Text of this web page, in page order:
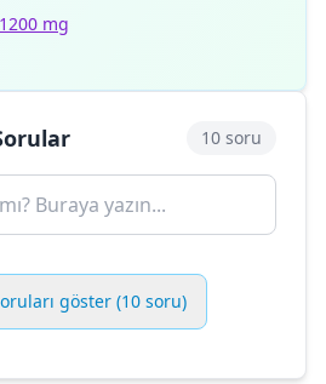
mg
10 soru
göster (10 soru)